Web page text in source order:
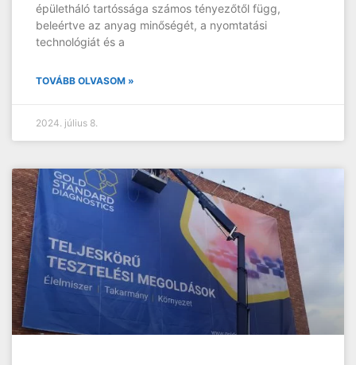
épületháló tartóssága számos tényezőtől függ,
beleértve az anyag minőségét, a nyomtatási
technológiát és a
TOVÁBB OLVASOM »
2024. július 8.